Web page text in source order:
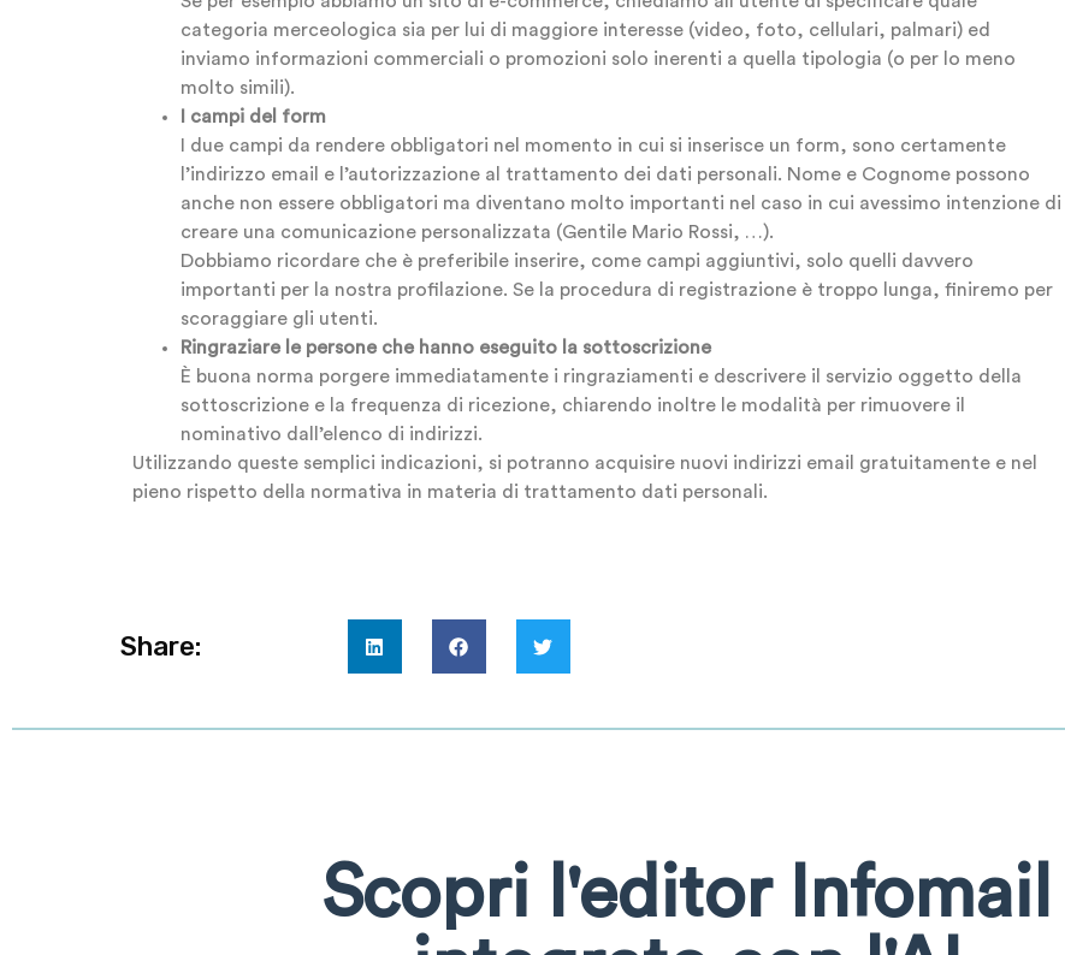
categoria merceologica sia per lui di maggiore interesse (video, foto, cellulari, palmari) ed
inviamo informazioni commerciali o promozioni solo inerenti a quella tipologia (o per lo meno
molto simili).
I campi del form
I due campi da rendere obbligatori nel momento in cui si inserisce un form, sono certamente
l’indirizzo email e l’autorizzazione al trattamento dei dati personali. Nome e Cognome possono
anche non essere obbligatori ma diventano molto importanti nel caso in cui avessimo intenzione di
creare una comunicazione personalizzata (Gentile Mario Rossi, …).
Dobbiamo ricordare che è preferibile inserire, come campi aggiuntivi, solo quelli davvero
importanti per la nostra profilazione. Se la procedura di registrazione è troppo lunga, finiremo per
scoraggiare gli utenti.
Ringraziare le persone che hanno eseguito la sottoscrizione
È buona norma porgere immediatamente i ringraziamenti e descrivere il servizio oggetto della
sottoscrizione e la frequenza di ricezione, chiarendo inoltre le modalità per rimuovere il
nominativo dall’elenco di indirizzi.
Utilizzando queste semplici indicazioni, si potranno acquisire nuovi indirizzi email gratuitamente e nel
pieno rispetto della normativa in materia di trattamento dati personali.
Share:
Scopri l'editor Infomail